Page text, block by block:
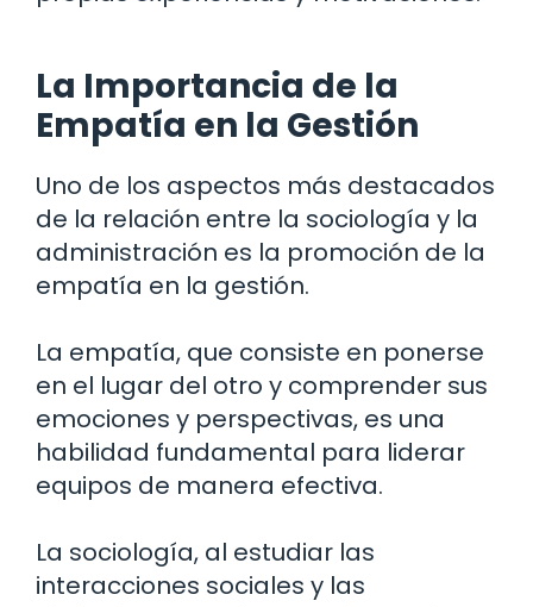
La Importancia de la
Empatía en la Gestión
Uno de los aspectos más destacados
de la relación entre la sociología y la
administración es la promoción de la
empatía en la gestión.
La empatía, que consiste en ponerse
en el lugar del otro y comprender sus
emociones y perspectivas, es una
habilidad fundamental para liderar
equipos de manera efectiva.
La sociología, al estudiar las
interacciones sociales y las